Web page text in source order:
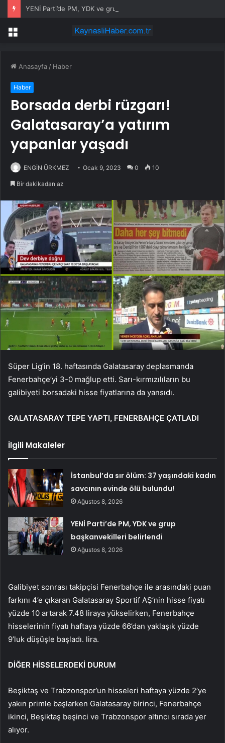
YENİ Parti’de PM, YDK ve grup başkanvekilleri belirlendi
Menü
Anasayfa / Haber
Haber
Borsada derbi rüzgarı!
Galatasaray’a yatırım
yapanlar yaşadı
ENGİN ÜRKMEZ Ocak 9, 2023 0 10
Bir dakikadan az
Süper Lig’in 18. haftasında Galatasaray deplasmanda
Fenerbahçe’yi 3-0 mağlup etti. Sarı-kırmızılıların bu
galibiyeti borsadaki hisse fiyatlarına da yansıdı.
GALATASARAY TEPE YAPTI, FENERBAHÇE ÇATLADI
İlgili Makaleler
İstanbul’da sır ölüm: 37 yaşındaki kadın
savcının evinde ölü bulundu!
Ağustos 8, 2026
YENİ Parti’de PM, YDK ve grup
başkanvekilleri belirlendi
Ağustos 8, 2026
Galibiyet sonrası takipçisi Fenerbahçe ile arasındaki puan
farkını 4’e çıkaran Galatasaray Sportif AŞ’nin hisse fiyatı
yüzde 10 artarak 7.48 liraya yükselirken, Fenerbahçe
hisselerinin fiyatı haftaya yüzde 66’dan yaklaşık yüzde
9’luk düşüşle başladı. lira.
DİĞER HİSSELERDEKİ DURUM
Beşiktaş ve Trabzonspor’un hisseleri haftaya yüzde 2’ye
yakın primle başlarken Galatasaray birinci, Fenerbahçe
ikinci, Beşiktaş beşinci ve Trabzonspor altıncı sırada yer
alıyor.